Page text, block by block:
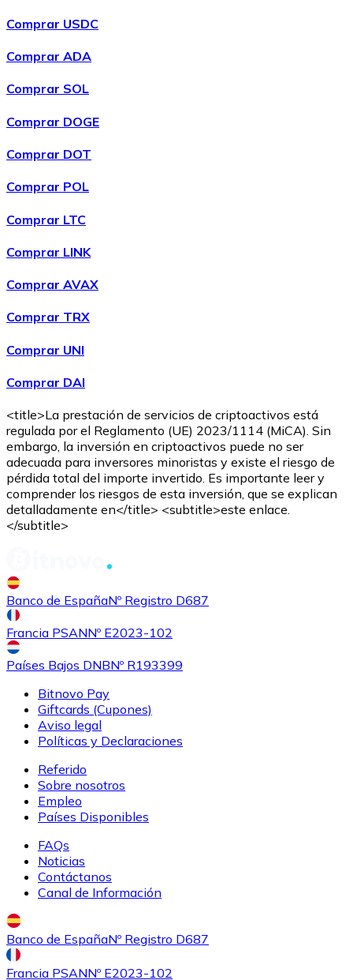
Comprar USDC
Comprar ADA
Comprar SOL
Comprar DOGE
Comprar DOT
Comprar POL
Comprar LTC
Comprar LINK
Comprar AVAX
Comprar TRX
Comprar UNI
Comprar DAI
<title>La prestación de servicios de criptoactivos está
regulada por el Reglamento (UE) 2023/1114 (MiCA). Sin
embargo, la inversión en criptoactivos puede no ser
adecuada para inversores minoristas y existe el riesgo de
pérdida total del importe invertido. Es importante leer y
comprender los riesgos de esta inversión, que se explican
detalladamente en</title> <subtitle>este enlace.
</subtitle>
Banco de EspañaNº Registro D687
Francia PSANNº E2023-102
Países Bajos DNBNº R193399
Bitnovo Pay
Giftcards (Cupones)
Aviso legal
Políticas y Declaraciones
Referido
Sobre nosotros
Empleo
Países Disponibles
FAQs
Noticias
Contáctanos
Canal de Información
Banco de EspañaNº Registro D687
Francia PSANNº E2023-102